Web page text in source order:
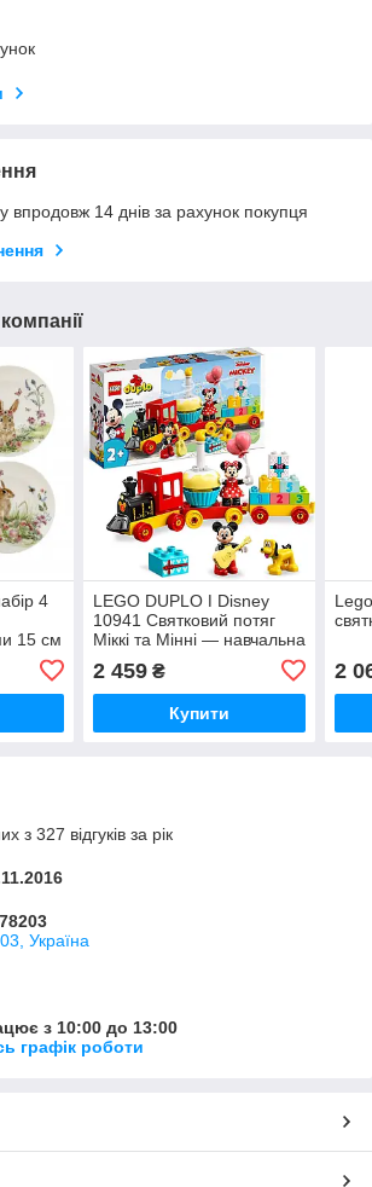
впродовж 14 днів за рахунок покупця
4
15 см
LEGO DUPLO ǀ Disney
10941 Святковий потяг
Міккі та Мінні — навчальна
дітей (22 елементи)
2 459₴
Купити
2
з 327 відгуків за рік
Україна
з 10:00 до 13:00
графік роботи